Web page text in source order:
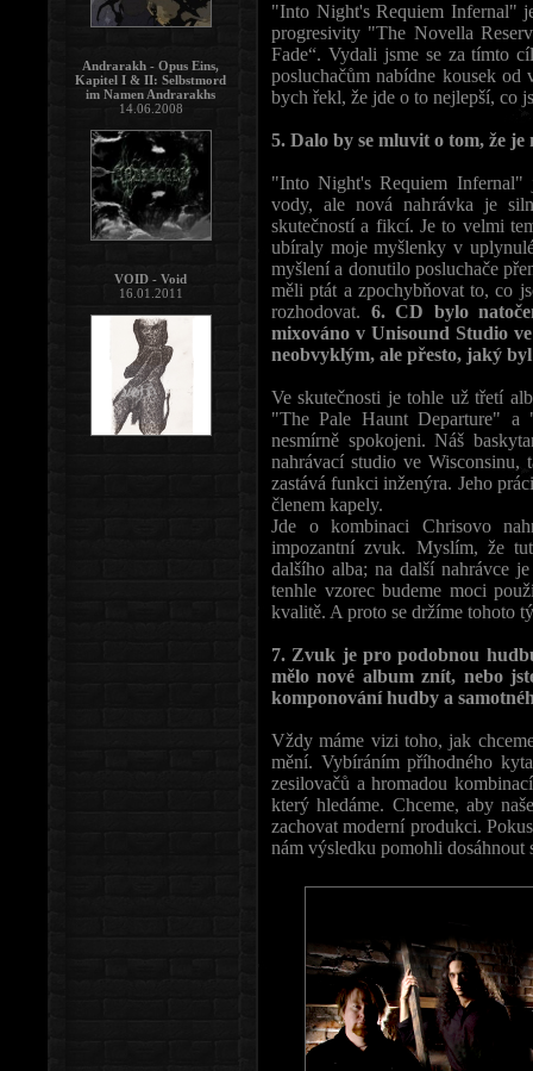
"Into Night's Requiem Infernal"
progresivity "The Novella
Fade“. Vydali jsme se za tímto
posluchačům nabídne kousek
bych řekl, že jde o to nejlepší, co
5. Dalo by se mluvit o tom, že
"Into Night's Requiem Infernal"
vody, ale nová nahrávka je
skutečností a fikcí. Je to velmi
ubíraly moje myšlenky v
myšlení a donutilo posluchače
měli ptát a zpochybňovat to, co
rozhodovat. 6. CD bylo
mixováno v Unisound Studio
neobvyklým, ale přesto, jaký
Ve skutečnosti je tohle už třetí
"The Pale Haunt Departure"
nesmírně spokojeni. Náš
nahrávací studio ve Wisconsinu,
zastává funkci inženýra. Jeho
členem kapely.
Jde o kombinaci Chrisovo
impozantní zvuk. Myslím, že
dalšího alba; na další nahrávce
tenhle vzorec budeme moci
kvalitě. A proto se držíme tohoto
7. Zvuk je pro podobnou
mělo nové album znít, nebo
komponování hudby a
Vždy máme vizi toho, jak
mění. Vybíráním příhodného
zesilovačů a hromadou
který hledáme. Chceme, aby
zachovat moderní produkci.
nám výsledku pomohli dosáhnout
Andrarakh - Opus Eins,
Kapitel I & II: Selbstmord
im Namen Andrarakhs
14.06.2008
VOID - Void
16.01.2011